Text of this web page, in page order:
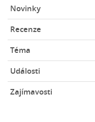
Novinky
Recenze
Téma
Události
Zajímavosti